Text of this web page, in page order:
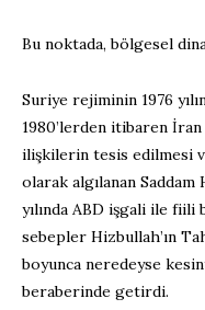
Bu noktada, bölgesel
Suriye rejiminin 1976
1980’lerden itibaren
ilişkilerin tesis edilmesi
olarak algılanan
yılında ABD işgali ile fiili
sebepler Hizbullah’ın
boyunca neredeyse
beraberinde getirdi.